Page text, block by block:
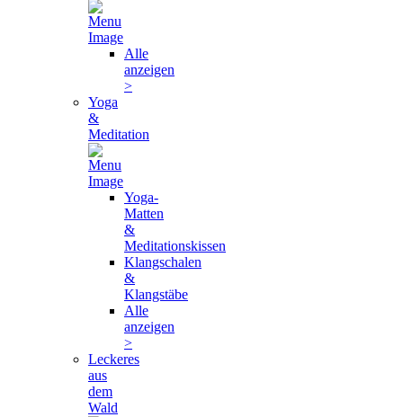
Alle
anzeigen
>
Yoga
&
Meditation
Yoga-
Matten
&
Meditationskissen
Klangschalen
&
Klangstäbe
Alle
anzeigen
>
Leckeres
aus
dem
Wald